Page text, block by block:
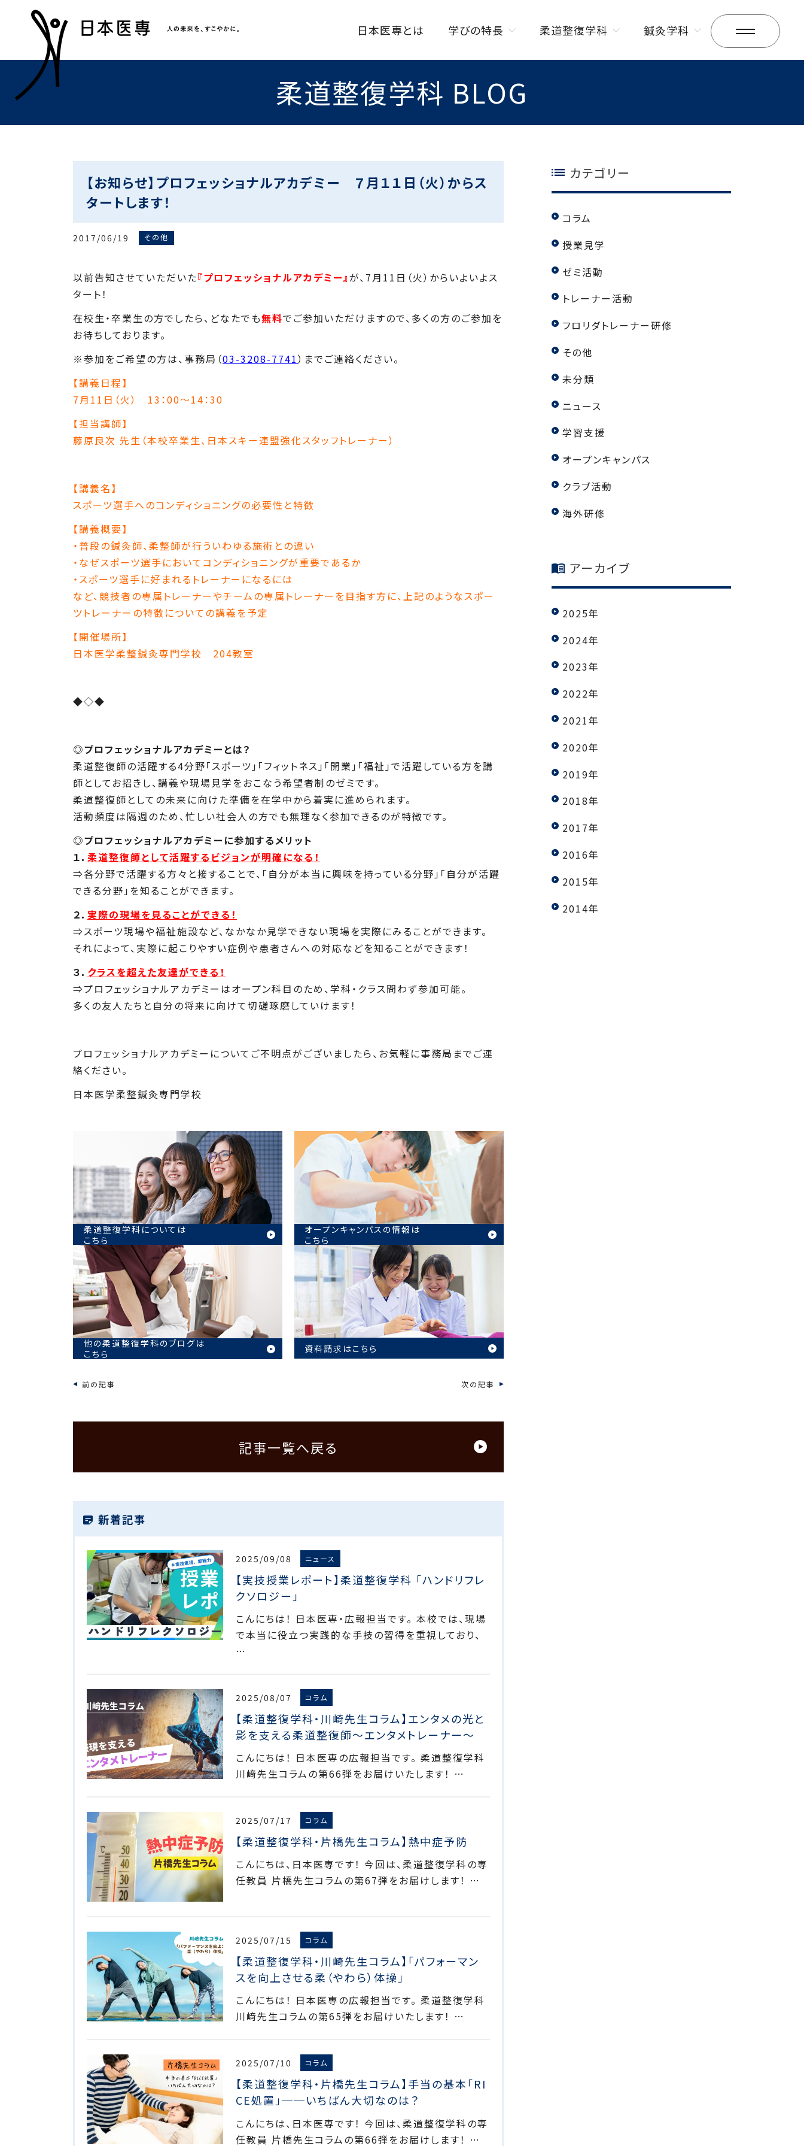
日本医専とは 学びの特長
学びの特長トップ
オンラインを活用した
海外研修制度
W資格取得制度
柔道整復学科 鍼灸学科
柔道整復学科 BLOG
【お知らせ】プロフェッショナルアカデミー ７月１１日（火）からス
タートします！
2017/06/19 その他
以前告知させていただいた『プロフェッショナルアカデミー』が、7月11日（火）からいよいよス
タート！
在校生・卒業生の方でしたら、どなたでも無料でご参加いただけますので、多くの方のご参加を
お待ちしております。
※参加をご希望の方は、事務局（03-3208-7741）までご連絡ください。
【講義日程】
7月11日（火） 13：00～14：30
【担当講師】
藤原良次 先生（本校卒業生、日本スキー連盟強化スタッフトレーナー）
【講義名】
スポーツ選手へのコンディショニングの必要性と特徴
【講義概要】
・普段の鍼灸師、柔整師が行ういわゆる施術との違い
・なぜスポーツ選手においてコンディショニングが重要であるか
・スポーツ選手に好まれるトレーナーになるには
など、競技者の専属トレーナーやチームの専属トレーナーを目指す方に、上記のようなスポー
ツトレーナーの特徴についての講義を予定
【開催場所】
日本医学柔整鍼灸専門学校 204教室
◆◇◆
◎プロフェッショナルアカデミーとは？
柔道整復師の活躍する4分野「スポーツ」「フィットネス」「開業」「福祉」で活躍している方を講
師としてお招きし、講義や現場見学をおこなう希望者制のゼミです。
柔道整復師としての未来に向けた準備を在学中から着実に進められます。
活動頻度は隔週のため、忙しい社会人の方でも無理なく参加できるのが特徴です。
◎プロフェッショナルアカデミーに参加するメリット
１． 柔道整復師として活躍するビジョンが明確になる！
⇒各分野で活躍する方々と接することで、「自分が本当に興味を持っている分野」「自分が活躍
できる分野」を知ることができます。
２． 実際の現場を見ることができる！
⇒スポーツ現場や福祉施設など、なかなか見学できない現場を実際にみることができます。
それによって、実際に起こりやすい症例や患者さんへの対応などを知ることができます！
３． クラスを超えた友達ができる！
⇒プロフェッショナルアカデミーはオープン科目のため、学科・クラス問わず参加可能。
多くの友人たちと自分の将来に向けて切磋琢磨していけます！
プロフェッショナルアカデミーについてご不明点がございましたら、お気軽に事務局までご連
絡ください。
日本医学柔整鍼灸専門学校
柔道整復学科については
こちら
オープンキャンパスの情報は
こちら
他の柔道整復学科のブログは
こちら
資料請求はこちら
前の記事 次の記事
記事一覧へ戻る
新着記事
2025/09/08 ニュース
【実技授業レポート】柔道整復学科 「ハンドリフレ
クソロジー」
こんにちは！ 日本医専・広報担当です。 本校では、現場
で本当に役立つ実践的な手技の習得を重視しており、
…
2025/08/07 コラム
【柔道整復学科・川崎先生コラム】エンタメの光と
影を支える柔道整復師～エンタメトレーナー～
こんにちは！ 日本医専の広報担当です。 柔道整復学科
川﨑先生コラムの第66弾をお届けいたします！ …
2025/07/17 コラム
【柔道整復学科・片橋先生コラム】熱中症予防
こんにちは、日本医専です！ 今回は、柔道整復学科の専
任教員 片橋先生コラムの第67弾をお届けします！ …
2025/07/15 コラム
【柔道整復学科・川崎先生コラム】「パフォーマン
スを向上させる柔（やわら）体操」
こんにちは！ 日本医専の広報担当です。 柔道整復学科
川﨑先生コラムの第65弾をお届けいたします！ …
2025/07/10 コラム
【柔道整復学科・片橋先生コラム】手当の基本「RI
CE処置」──いちばん大切なのは？
こんにちは、日本医専です！ 今回は、柔道整復学科の専
任教員 片橋先生コラムの第66弾をお届けします！ …
カテゴリー
コラム
授業見学
ゼミ活動
トレーナー活動
フロリダトレーナー研修
その他
未分類
ニュース
学習支援
オープンキャンパス
クラブ活動
海外研修
アーカイブ
2025年
2024年
2023年
2022年
2021年
2020年
2019年
2018年
2017年
2016年
2015年
2014年